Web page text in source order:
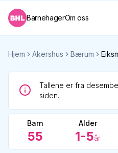
BarnehagerOm oss
Hjem Akershus Bærum
Tallene er fra
siden.
Barn
55
Alder
1-5år